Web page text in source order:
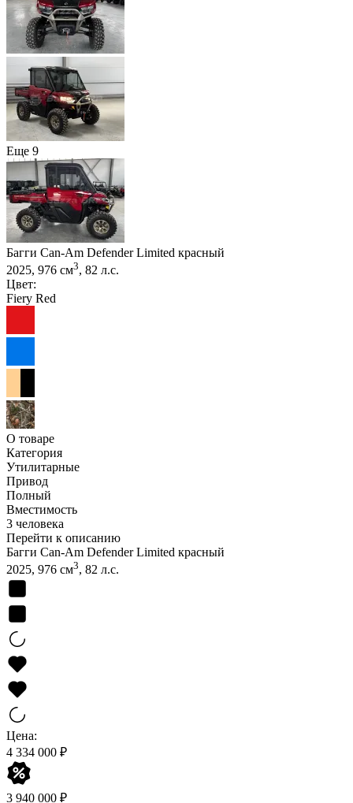
Еще 9
Багги Can-Am Defender Limited красный
2025, 976 см3, 82 л.с.
Цвет:
Fiery Red
О товаре
Категория
Утилитарные
Привод
Полный
Вместимость
3 человека
Перейти к описанию
Багги Can-Am Defender Limited красный
2025, 976 см3, 82 л.с.
Цена:
4 334 000 ₽
3 940 000 ₽